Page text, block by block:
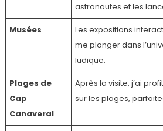
astronautes et les
Musées
Les expositions
me plonger dans
ludique.
Plages de
Cap
Canaveral
Après la visite, j’ai
sur les plages,